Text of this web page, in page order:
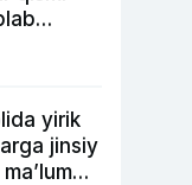
yirik
jinsiy